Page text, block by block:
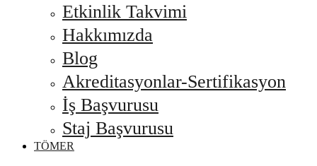
Etkinlik Takvimi
Hakkımızda
Blog
Akreditasyonlar-Sertifikasyon
İş Başvurusu
Staj Başvurusu
TÖMER